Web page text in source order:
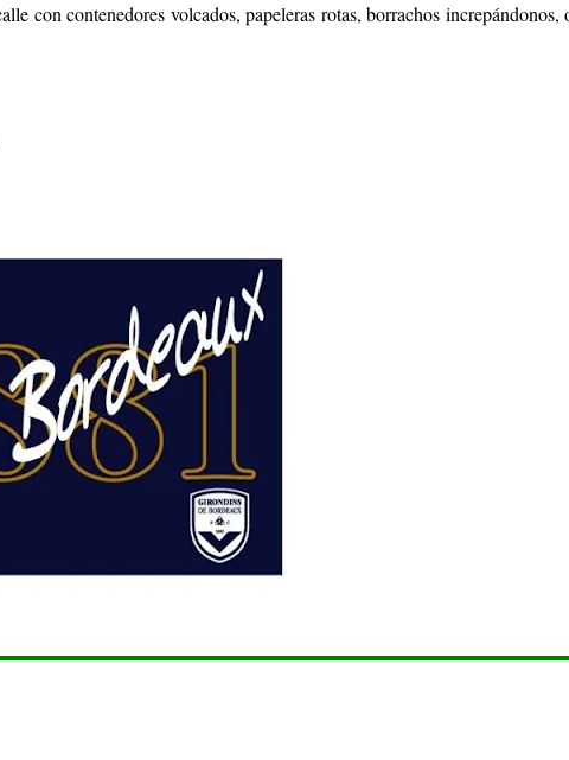
con contenedores volcados, papeleras rotas, borrachos increpándonos,